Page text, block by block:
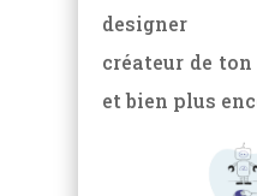
designer
créateur de
et bien plus